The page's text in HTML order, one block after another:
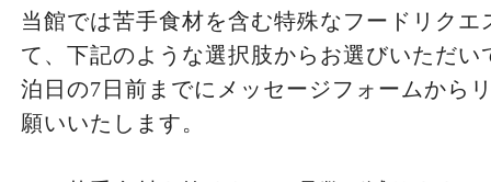
当館では苦手食材を含む特殊なフードリクエ
て、下記のような選択肢からお選びいただい
泊日の7日前までにメッセージフォームから
願いいたします。